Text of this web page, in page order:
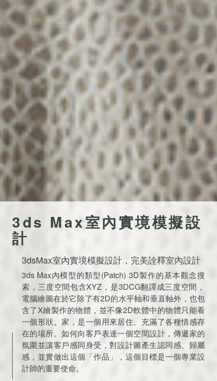
3ds Max室內實境模擬設
計
3dsMax室內實境模擬設計，完美詮釋室內設計
3ds Max內模型的類型(Patch) 3D製作的基本觀念搜
索，三度空間包含XYZ，是3DCG翻譯成三度空間，
電腦繪圖在於它除了有2D的水平軸和垂直軸外，也包
含了X繪製作的物體，並不像2D軟體中的物體只能看
一個形狀。家，是一個用來居住、充滿了各種情感存
在的場所。如何向客戶表達一個空間設計，傳遞家的
氛圍並讓客戶感同身受，對設計圖產生認同感、歸屬
感，並實做出這個「作品」，這個目標是一個專業設
計師的重要使命。